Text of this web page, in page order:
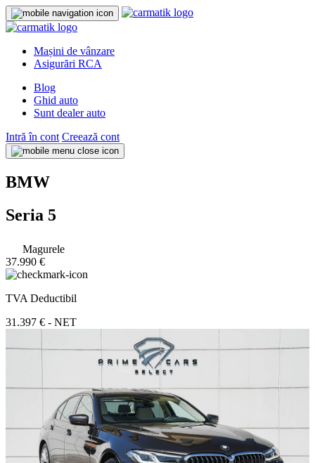
Mașini de vânzare
Asigurări RCA
Blog
Ghid auto
Sunt dealer auto
Intră în cont Creează cont
BMW
Seria 5
Magurele
37.990 €
TVA Deductibil
31.397 € - NET